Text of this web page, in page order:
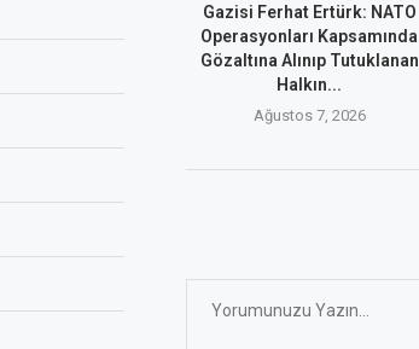
Gazisi Ferhat Ertürk: NATO
Operasyonları Kapsamında
Gözaltına Alınıp Tutuklanan
Halkın...
Ağustos 7, 2026